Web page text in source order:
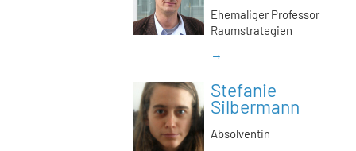
Ehemaliger Professor
Raumstrategien
→
Stefanie
Silbermann
Absolventin